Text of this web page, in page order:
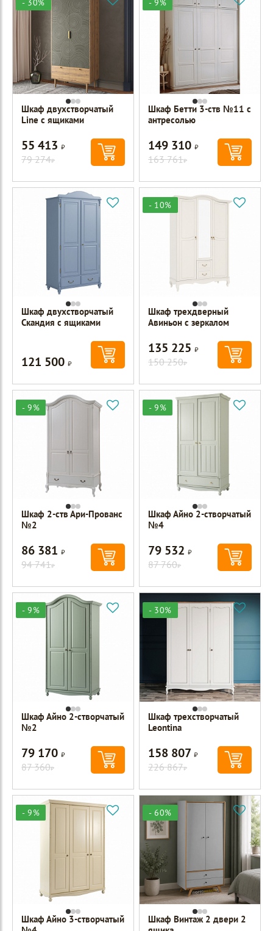
- 30%
Шкаф двухстворчатый
Line с ящиками
55 413Р
79 274Р
- 9%
Шкаф Бетти 3-ств №11 с
антресолью
149 310Р
163 761Р
Шкаф двухстворчатый
Скандия с ящиками
121 500Р
- 10%
Шкаф трехдверный
Авиньон с зеркалом
135 225Р
150 250Р
- 9%
Шкаф 2-ств Ари-Прованс
№2
86 381Р
94 741Р
- 9%
Шкаф Айно 2-створчатый
№4
79 532Р
87 760Р
- 9%
Шкаф Айно 2-створчатый
№2
79 170Р
87 360Р
- 30%
Шкаф трехстворчатый
Leontina
158 807Р
226 867Р
- 9%
Шкаф Айно 3-створчатый
- 60%
Шкаф Винтаж 2 двери 2